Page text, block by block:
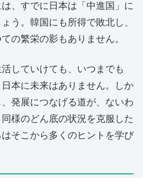
、すでに日本は「中進国」に
う。韓国にも所得で敗北し、
の繁栄の影もありません。
していけても、いつまでも
日本に未来はありません。しか
発展につなげる道が、ないわ
様のどん底の状況を克服した
そこから多くのヒントを学び